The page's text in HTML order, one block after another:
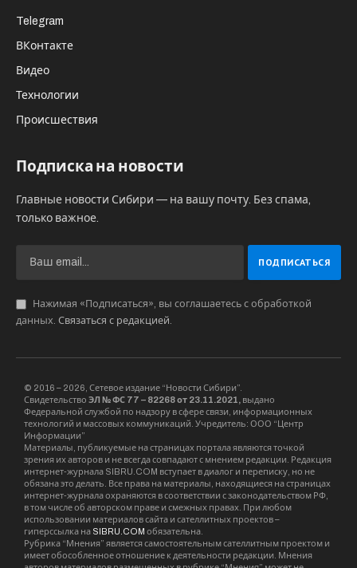
Telegram
ВКонтакте
Видео
Технологии
Происшествия
Подписка на новости
Главные новости Сибири — на вашу почту. Без спама,
только важное.
Нажимая «Подписаться», вы соглашаетесь с обработкой
данных. Связаться с редакцией
© 2016 – 2026, Сетевое издание “Новости Сибири”.
Свидетельство ЭЛ № ФС 77 – 82268 от 23.11.2021, выдано
Федеральной службой по надзору в сфере связи, информационных
технологий и массовых коммуникаций. Учредитель: ООО “Центр
Информации”
Материалы, публикуемые на страницах портала являются точкой
зрения их авторов и не всегда совпадают с мнением редакции. Редакция
интернет-журнала SIBRU.COM вступает в диалог и переписку, но не
обязана это делать. Все права на материалы, находящиеся на страницах
интернет-журнала охраняются в соответствии с законодательством РФ,
в том числе об авторском праве и смежных правах. При любом
использовании материалов сайта и сателлитных проектов –
гиперссылка на SIBRU.COM обязательна.
Рубрика “Мнения” является самостоятельным сателлитным проектом и
имеет обособленное отношение к деятельности редакции. Мнения